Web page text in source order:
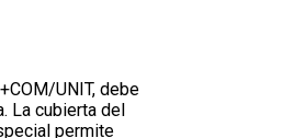
UNIT, debe
La cubierta del
permite